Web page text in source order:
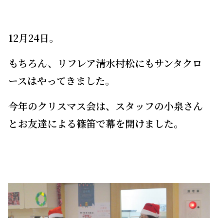
12月24日。
もちろん、リフレア清水村松にもサンタクロ
ースはやってきました。
今年のクリスマス会は、スタッフの小泉さん
とお友達による篠笛で幕を開けました。